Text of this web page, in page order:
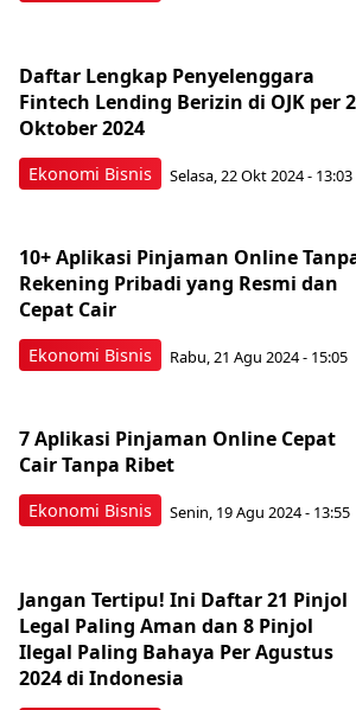
Ekonomi Bisnis
Daftar Lengkap Penyelenggara
Fintech Lending Berizin di OJK per
Oktober 2024
Selasa, 22 Okt 2024 - 13:03
Ekonomi Bisnis
10+ Aplikasi Pinjaman Online
Rekening Pribadi yang Resmi dan
Cepat Cair
Rabu, 21 Agu 2024 - 15:05
Ekonomi Bisnis
7 Aplikasi Pinjaman Online Cepat
Cair Tanpa Ribet
Senin, 19 Agu 2024 - 13:55
Jangan Tertipu! Ini Daftar 21 Pinjol
Legal Paling Aman dan 8 Pinjol
Ilegal Paling Bahaya Per Agustus
2024 di Indonesia